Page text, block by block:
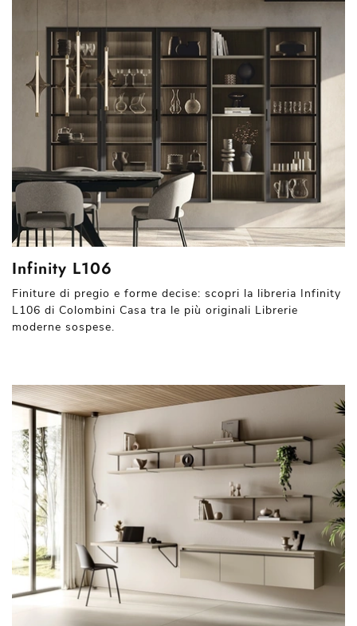
Infinity L106
Finiture di pregio e forme decise: scopri la libreria Infinity
L106 di Colombini Casa tra le più originali Librerie
moderne sospese.